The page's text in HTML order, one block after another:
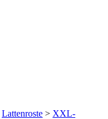
Lattenroste > XXL-